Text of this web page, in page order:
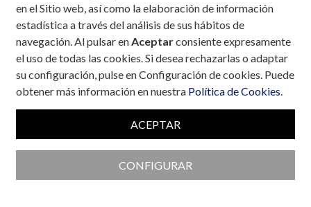
en el Sitio web, así como la elaboración de información
estadística a través del análisis de sus hábitos de
navegación. Al pulsar enAceptarconsiente expresamente
el uso de todas las cookies. Si desea rechazarlas o adaptar
su configuración, pulse en Configuración de cookies. Puede
obtener más información en nuestra Política de Cookies.
ACEPTAR
CONFIGURAR
Colaboran con la Fundación